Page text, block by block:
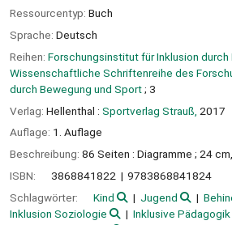
Ressourcentyp: Buch
Sprache: Deutsch
Reihen: Forschungsinstitut für Inklusion durch
Wissenschaftliche Schriftenreihe des
durch Bewegung und Sport; 3
Verlag: Hellenthal : Sportverlag Strauß, 2017
Auflage: 1. Auflage
Beschreibung: 86 Seiten : Diagramme ; 24
ISBN:
3868841822
9783868841824
Schlagwörter:
Kind Jugend
Inklusion Soziologie
Inklusive Pädagogik